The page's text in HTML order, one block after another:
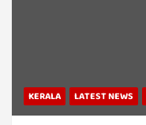
KERALA LATEST NEWS